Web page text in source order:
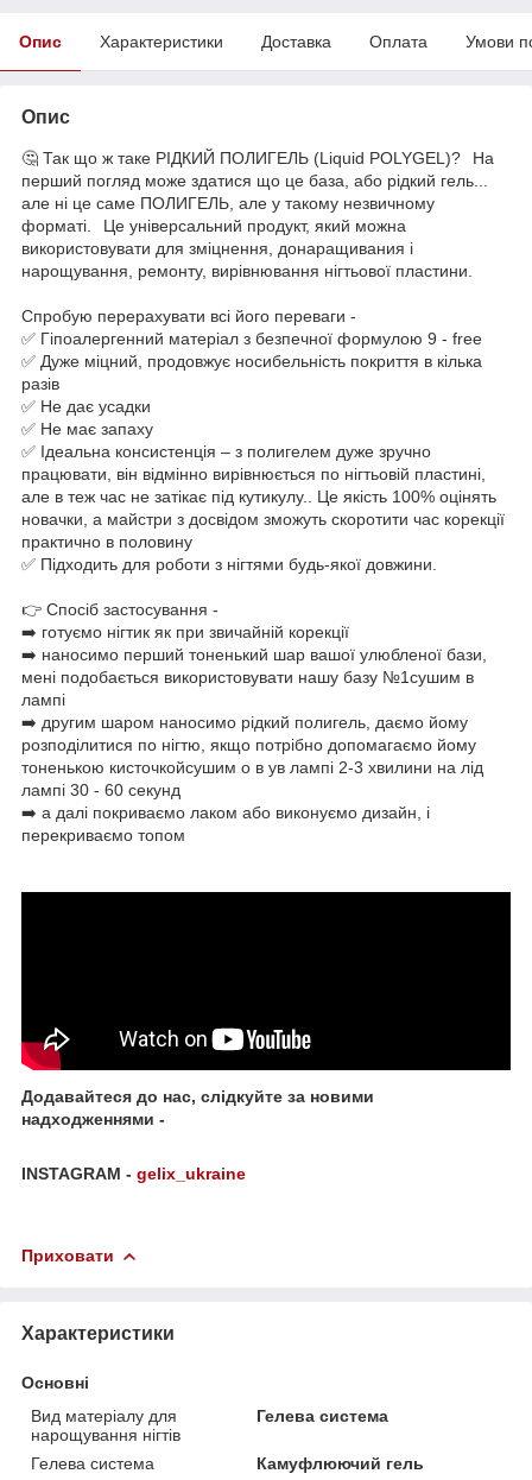
Опис Характеристики Доставка Оплата Умови
Опис
🤔 Так що ж таке РІДКИЙ ПОЛИГЕЛЬ (Liquid POLYGEL)?⠀На
перший погляд може здатися що це база, або рідкий гель...
але ні це саме ПОЛИГЕЛЬ, але у такому незвичному
форматі.⠀Це універсальний продукт, який можна
використовувати для зміцнення, донаращивания і
нарощування, ремонту, вирівнювання нігтьової пластини.⠀
Спробую перерахувати всі його переваги -⠀
✅ Гіпоалергенний матеріал з безпечної формулою 9 - free
✅ Дуже міцний, продовжує носибельність покриття в кілька
разів⠀
✅ Не дає усадки⠀
✅ Не має запаху⠀
✅ Ідеальна консистенція – з полигелем дуже зручно
працювати, він відмінно вирівнюється по нігтьовій пластині,
але в теж час не затікає під кутикулу.. Це якість 100% оцінять
новачки, а майстри з досвідом зможуть скоротити час корекції
практично в половину
✅ Підходить для роботи з нігтями будь-якої довжини.⠀
👉 Спосіб застосування -⠀
➡️ готуємо нігтик як при звичайній корекції⠀
➡️ наносимо перший тоненький шар вашої улюбленої бази,
мені подобається використовувати нашу базу №1сушим в
лампі⠀
➡️ другим шаром наносимо рідкий полигель, даємо йому
розподілитися по нігтю, якщо потрібно допомагаємо йому
тоненькою кисточкойсушим о в ув лампі 2-3 хвилини на лід
лампі 30 - 60 секунд
➡️ а далі покриваємо лаком або виконуємо дизайн, і
перекриваємо топом
Додавайтеся до нас, слідкуйте за новими
надходженнями -
INSTAGRAM - gelix_ukraine
Приховати
Характеристики
Основні
Вид матеріалу для
нарощування нігтів
Гелева система
Гелева система
Камуфлюючий гель